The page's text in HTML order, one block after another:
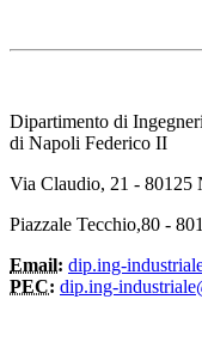
Dipartimento di
di Napoli Federico II
Via Claudio, 21 - 80125
Piazzale Tecchio,80 -
Email: dip.ing-
PEC: dip.ing-